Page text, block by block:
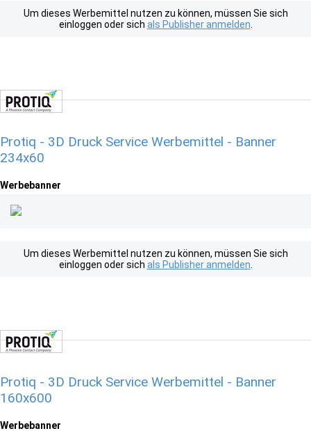
Um dieses Werbemittel nutzen zu können, müssen Sie sich
einloggen oder sich als Publisher anmelden
Protiq - 3D Druck Service Werbemittel - Banner
234x60
Werbebanner
Um dieses Werbemittel nutzen zu können, müssen Sie sich
einloggen oder sich als Publisher anmelden
Protiq - 3D Druck Service Werbemittel - Banner
160x600
Werbebanner